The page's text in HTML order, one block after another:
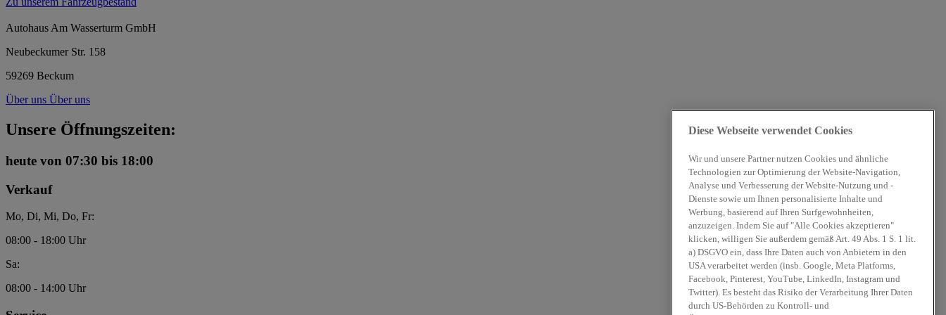
Autohaus Am Wasserturm GmbH
Neubeckumer Str. 158
59269 Beckum
Über uns Über uns
Unsere Öffnungszeiten:
heute von 07:30 bis 18:00
Verkauf
Mo, Di, Mi, Do, Fr:
08:00 - 18:00 Uhr
Sa:
08:00 - 14:00 Uhr
Diese Webseite verwendet Cookies
Wir und unsere Partner nutzen Cookies und ähnliche
Technologien zur Optimierung der Website-Navigation,
Analyse und Verbesserung der Website-Nutzung und -
Dienste sowie um Ihnen personalisierte Inhalte und
Werbung, basierend auf Ihren Surfgewohnheiten,
anzuzeigen. Indem Sie auf "Alle Cookies akzeptieren"
klicken, willigen Sie außerdem gemäß Art. 49 Abs. 1 S. 1 lit.
a) DSGVO ein, dass Ihre Daten auch von Anbietern in den
USA verarbeitet werden (insb. Google, Meta Platforms,
Facebook, Pinterest, YouTube, LinkedIn, Instagram und
Twitter). Es besteht das Risiko der Verarbeitung Ihrer Daten
durch US-Behörden zu Kontroll- und